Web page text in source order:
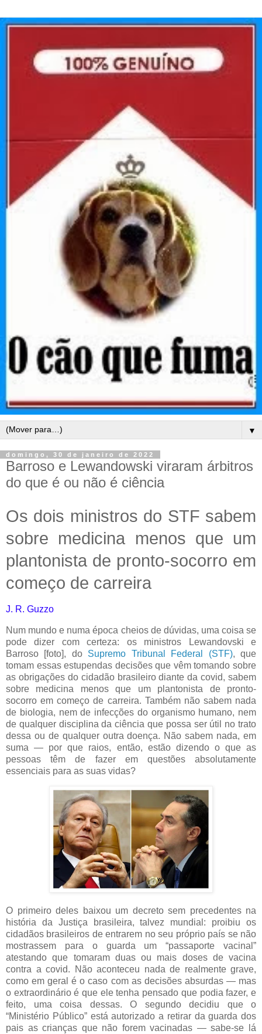
▼
domingo, 30 de janeiro de 2022
Barroso e Lewandowski viraram árbitros
do que é ou não é ciência
Os dois ministros do STF sabem
sobre medicina menos que um
plantonista de pronto-socorro em
começo de carreira
J. R. Guzzo
Num mundo e numa época cheios de dúvidas, uma coisa se
pode dizer com certeza: os ministros Lewandovski e
Barroso [foto], do Supremo Tribunal Federal (STF), que
tomam essas estupendas decisões que vêm tomando sobre
as obrigações do cidadão brasileiro diante da covid, sabem
sobre medicina menos que um plantonista de pronto-
socorro em começo de carreira. Também não sabem nada
de biologia, nem de infecções do organismo humano, nem
de qualquer disciplina da ciência que possa ser útil no trato
dessa ou de qualquer outra doença. Não sabem nada, em
suma — por que raios, então, estão dizendo o que as
pessoas têm de fazer em questões absolutamente
essenciais para as suas vidas?
O primeiro deles baixou um decreto sem precedentes na
história da Justiça brasileira, talvez mundial: proibiu os
cidadãos brasileiros de entrarem no seu próprio país se não
mostrassem para o guarda um “passaporte vacinal”
atestando que tomaram duas ou mais doses de vacina
contra a covid. Não aconteceu nada de realmente grave,
como em geral é o caso com as decisões absurdas — mas
o extraordinário é que ele tenha pensado que podia fazer, e
feito, uma coisa dessas. O segundo decidiu que o
“Ministério Público” está autorizado a retirar da guarda dos
pais as crianças que não forem vacinadas — sabe-se lá